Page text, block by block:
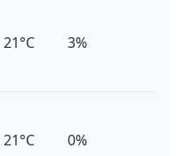
21°C 3%
21°C 0%